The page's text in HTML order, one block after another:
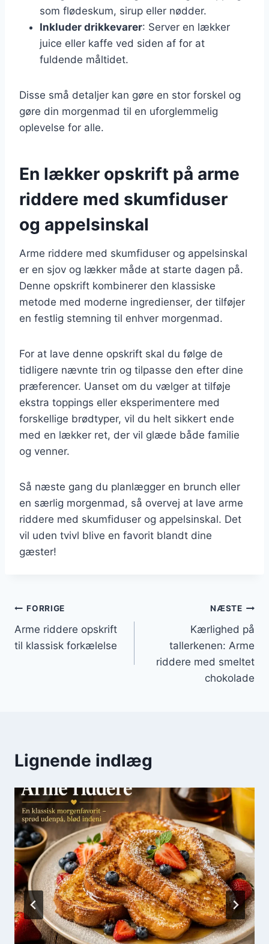
som flødeskum, sirup eller nødder.
Inkluder drikkevarer: Server en lækker
juice eller kaffe ved siden af for at
fuldende måltidet.
Disse små detaljer kan gøre en stor forskel og
gøre din morgenmad til en uforglemmelig
oplevelse for alle.
En lækker opskrift på arme
riddere med skumfiduser
og appelsinskal
Arme riddere med skumfiduser og appelsinskal
er en sjov og lækker måde at starte dagen på.
Denne opskrift kombinerer den klassiske
metode med moderne ingredienser, der tilføjer
en festlig stemning til enhver morgenmad.
For at lave denne opskrift skal du følge de
tidligere nævnte trin og tilpasse den efter dine
præferencer. Uanset om du vælger at tilføje
ekstra toppings eller eksperimentere med
forskellige brødtyper, vil du helt sikkert ende
med en lækker ret, der vil glæde både familie
og venner.
Så næste gang du planlægger en brunch eller
en særlig morgenmad, så overvej at lave arme
riddere med skumfiduser og appelsinskal. Det
vil uden tvivl blive en favorit blandt dine
gæster!
Indlægsnavigation
FORRIGE
Arme riddere opskrift
til klassisk forkælelse
NÆSTE
Kærlighed på
tallerkenen: Arme
riddere med smeltet
chokolade
Lignende indlæg